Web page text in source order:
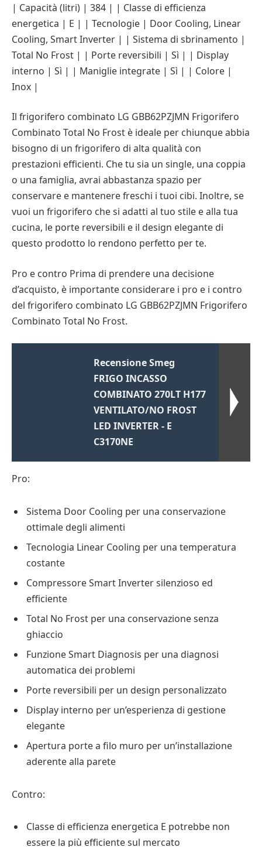
| Capacità (litri) | 384 | | Classe di efficienza
energetica | E | | Tecnologie | Door Cooling, Linear
Cooling, Smart Inverter | | Sistema di sbrinamento |
Total No Frost | | Porte reversibili | Sì | | Display
interno | Sì | | Maniglie integrate | Sì | | Colore |
Inox |
Il frigorifero combinato LG GBB62PZJMN Frigorifero
Combinato Total No Frost è ideale per chiunque abbia
bisogno di un frigorifero di alta qualità con
prestazioni efficienti. Che tu sia un single, una coppia
o una famiglia, avrai abbastanza spazio per
conservare e mantenere freschi i tuoi cibi. Inoltre, se
vuoi un frigorifero che si adatti al tuo stile e alla tua
cucina, le porte reversibili e il design elegante di
questo prodotto lo rendono perfetto per te.
Pro e contro Prima di prendere una decisione
d’acquisto, è importante considerare i pro e i contro
del frigorifero combinato LG GBB62PZJMN Frigorifero
Combinato Total No Frost.
Recensione Smeg
FRIGO INCASSO
COMBINATO 270LT H177
VENTILATO/NO FROST
LED INVERTER - E
C3170NE
Pro:
Sistema Door Cooling per una conservazione
ottimale degli alimenti
Tecnologia Linear Cooling per una temperatura
costante
Compressore Smart Inverter silenzioso ed
efficiente
Total No Frost per una conservazione senza
ghiaccio
Funzione Smart Diagnosis per una diagnosi
automatica dei problemi
Porte reversibili per un design personalizzato
Display interno per un’esperienza di gestione
elegante
Apertura porte a filo muro per un’installazione
aderente alla parete
Contro:
Classe di efficienza energetica E potrebbe non
essere la più efficiente sul mercato